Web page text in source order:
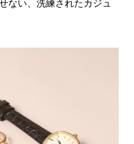
ない、洗練されたカジュ